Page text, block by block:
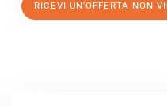
RICEVI UN'OFFERTA NON